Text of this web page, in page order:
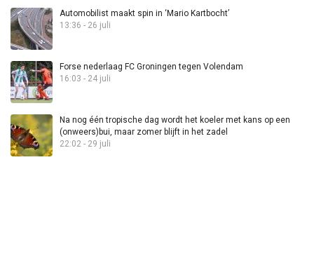
Automobilist maakt spin in ‘Mario Kartbocht’
13:36 - 26 juli
Forse nederlaag FC Groningen tegen Volendam
16:03 - 24 juli
Na nog één tropische dag wordt het koeler met kans op een
(onweers)bui, maar zomer blijft in het zadel
22:02 - 29 juli